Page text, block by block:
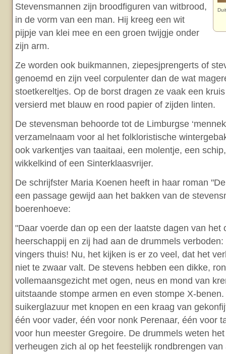
Stevensmannen zijn broodfiguren van witbrood,
in de vorm van een man. Hij kreeg een wit
pijpje van klei mee en een groen twijgje onder
zijn arm.
Ze worden ook buikmannen, ziepesjprengerts of
genoemd en zijn veel corpulenter dan de wat
stoetkereltjes. Op de borst dragen ze vaak een
versierd met blauw en rood papier of zijden linten.
De stevensman behoorde tot de Limburgse
verzamelnaam voor al het folkloristische
ook varkentjes van taaitaai, een molentje, een
wikkelkind of een Sinterklaasvrijer.
De schrijfster Maria Koenen heeft in haar roman
een passage gewijd aan het bakken van de
boerenhoeve:
"Daar voerde dan op een der laatste dagen van het
heerschappij en zij had aan de drummels
vingers thuis! Nu, het kijken is er zo veel, dat het
niet te zwaar valt. De stevens hebben een dikke,
vollemaansgezicht met ogen, neus en mond van
uitstaande stompe armen en even stompe X-
suikerglazuur met knopen en een kraag van
één voor vader, één voor nonk Perenaar, één voor
voor hun meester Gregoire. De drummels weten
verheugen zich al op het feestelijk rondbrengen van